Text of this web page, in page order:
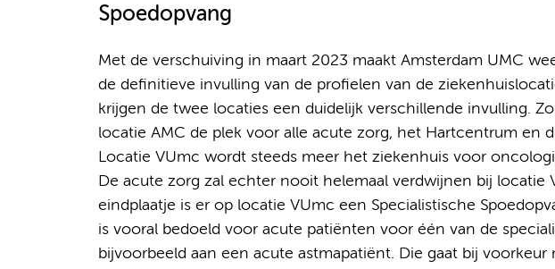
Spoedopvang
Met de verschuiving in maart 2023 maakt Amsterdam UMC
de definitieve invulling van de profielen van de
krijgen de twee locaties een duidelijk verschillende invulling.
locatie AMC de plek voor alle acute zorg, het Hartcentrum en
Locatie VUmc wordt steeds meer het ziekenhuis voor
De acute zorg zal echter nooit helemaal verdwijnen bij locatie
eindplaatje is er op locatie VUmc een Specialistische
is vooral bedoeld voor acute patiënten voor één van de
bijvoorbeeld aan een acute astmapatiënt. Die gaat bij voorkeur